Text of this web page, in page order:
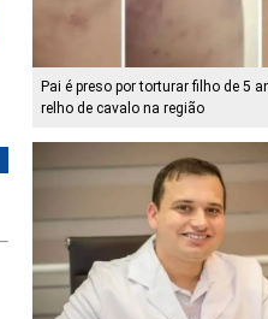
Pai é preso por torturar filho de 5
relho de cavalo na região